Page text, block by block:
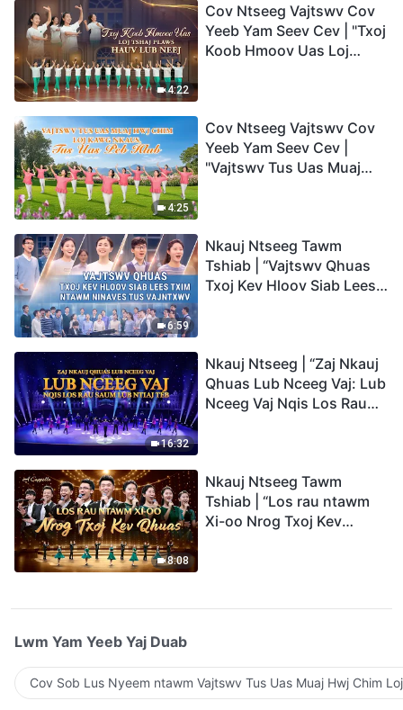
4:22
Cov Ntseeg Vajtswv Cov
Yeeb Yam Seev Cev | "Txoj
Koob Hmoov Uas Loj
4:25
Cov Ntseeg Vajtswv Cov
Yeeb Yam Seev Cev |
"Vajtswv Tus Uas Muaj
6:59
Nkauj Ntseeg Tawm
Tshiab | “Vajtswv Qhuas
Txoj Kev Hloov Siab Lees
16:32
Nkauj Ntseeg | “Zaj Nkauj
Qhuas Lub Nceeg Vaj: Lub
Nceeg Vaj Nqis Los Rau
8:08
Nkauj Ntseeg Tawm
Tshiab | “Los rau ntawm
Xi-oo Nrog Txoj Kev
Lwm Yam Yeeb Yaj Duab
Cov Sob Lus Nyeem ntawm Vajtswv Tus Uas Muaj Hwj Chim